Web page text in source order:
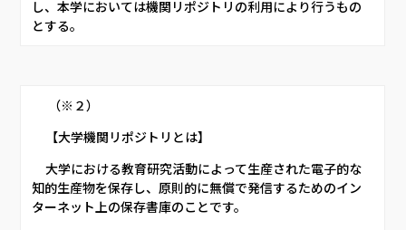
し、本学においては機関リポジトリの利用により行うもの
とする。
      （※２）
     【大学機関リポジトリとは】
     大学における教育研究活動によって生産された電子的な
知的生産物を保存し、原則的に無償で発信するためのイン
ターネット上の保存書庫のことです。